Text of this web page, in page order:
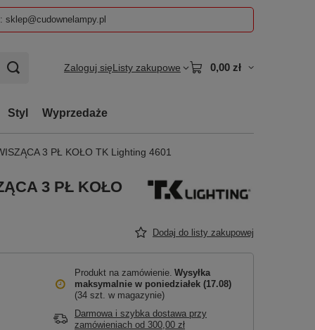
Zaloguj sięListy zakupowe 0,00 zł
Styl Wyprzedaże
3 PŁ KOŁO TK Lighting 4601
3 PŁ KOŁO
Dodaj do listy zakupowej
Produkt na zamówienie Wysyłka
maksymalnie w poniedziałek (17.08)
(34 szt. w magazynie)
Darmowa i szybka dostawa przy
zamówieniach od 300,00 zł